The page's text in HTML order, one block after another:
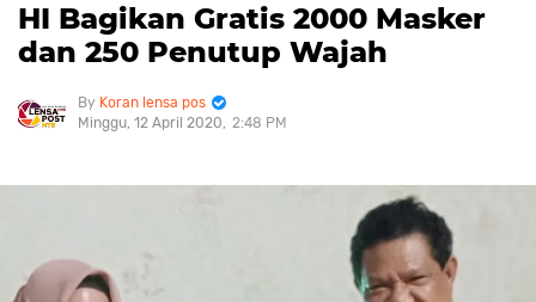
HI Bagikan Gratis 2000 Masker
dan 250 Penutup Wajah
Koran lensa pos
Minggu, 12 April 2020
2:48 PM